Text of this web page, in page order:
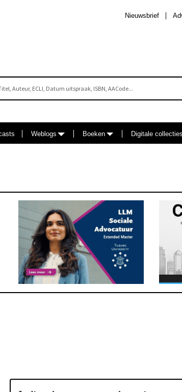
Nieuwsbrief
Weblogs Boeken Digitale collecties